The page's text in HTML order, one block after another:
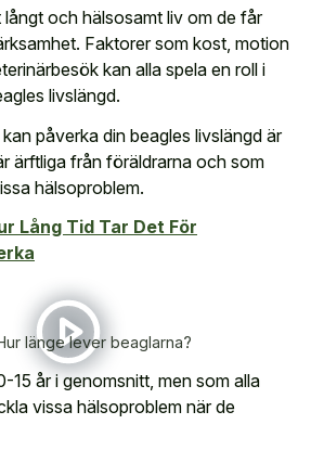
långt och hälsosamt liv om de får
Faktorer som kost, motion
kan alla spela en roll i
livslängd.
påverka din beagles livslängd är
ärftliga från föräldrarna och som
hälsoproblem.
Lång Tid Tar Det För
länge lever beaglarna?
15 år i genomsnitt, men som alla
vissa hälsoproblem när de